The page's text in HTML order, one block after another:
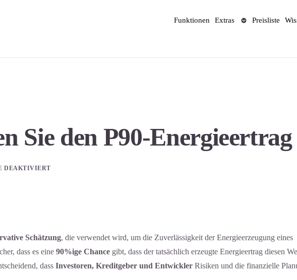
Funktionen Extras Preisliste
Sie den P90-Energieertrag
DEAKTIVIERT
Schätzung, die verwendet wird, um die Zuverlässigkeit der Energieerzeugung eines
dass es eine 90%ige Chance gibt, dass der tatsächlich erzeugte Energieertrag diesen
dass Investoren, Kreditgeber und Entwickler Risiken und die finanzielle